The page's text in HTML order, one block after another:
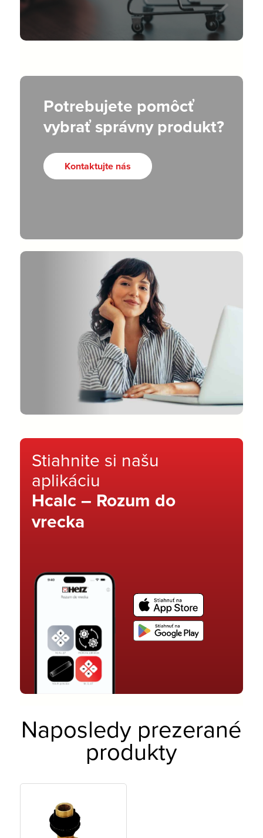
Potrebujete pomôcť
vybrať správny produkt?
Kontaktujte nás
Stiahnite si našu
aplikáciu
Hcalc – Rozum do
vrecka
Naposledy prezerané
produkty